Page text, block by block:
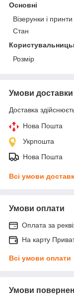
Основні
Візерунки і принти
Стан
Розмір
Умови доставки
Доставка
Нова Пошта
Укрпошта
Нова Пошта
Всі умови
Умови оплати
Оплата за
На карту
Всі умови оплати
Умови